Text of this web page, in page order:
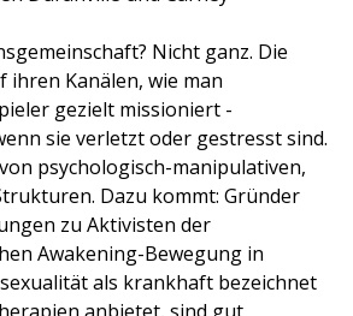
Nicht ganz. Die
Kanälen, wie man
gezielt missioniert -
sie verletzt oder gestresst sind.
psychologisch-manipulativen,
Dazu kommt: Gründer
zu Aktivisten der
Awakening-Bewegung in
als krankhaft bezeichnet